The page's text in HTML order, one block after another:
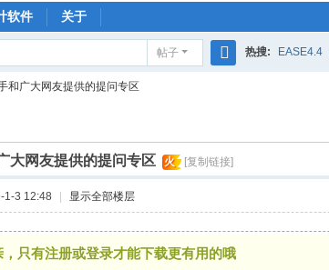
软件 关于
帖子 热搜: EASE4.4
和广大网友提供的提问专区
大网友提供的提问专区 火 [复制链接]
1-3 12:48 显示全部楼层
，只有注册或登录才能下载更有用的哦